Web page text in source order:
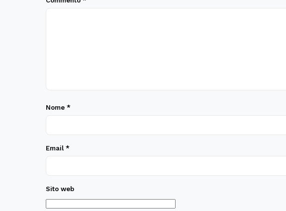
Nome *
Email *
Sito web